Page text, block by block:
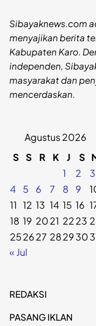
Sibayaknews.com
menyajikan berita
Kabupaten Karo.
independen,
masyarakat dan
mencerdaskan.
Agustus 2026
S S R K J S
1
2
3
4
5 6 7 8 9
11 12 13 14 15 16
18 19 2021 2223
252627 282930
« Jul
REDAKSI
PASANG IKLAN